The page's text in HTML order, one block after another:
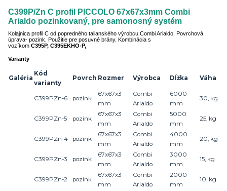
C399P/Zn C profil PICCOLO 67x67x3mm Combi
Arialdo pozinkovaný, pre samonosný systém
Kolajnica profil C od popredného talianského výrobcu Combi Arialdo. Povrchová
úprava- pozink. Použitie pre posuvné brány. Kombinácia s
vozíkom C395P, C395EKHO-P,
Varianty
Galéria
Kód
varianty
Povrch Rozmer Výrobca Dĺžka Váha
C399PZn-6 pozink
67x67x3
mm
Combi
Arialdo
6000
mm
30, kg
C399PZn-5 pozink
67x67x3
mm
Combi
Arialdo
5000
mm
25, kg
C399PZn-4 pozink
67x67x3
mm
Combi
Arialdo
4000
mm
20, kg
C399PZn-3 pozink
67x67x3
mm
Combi
Arialdo
3000
mm
15, kg
C399PZn-2 pozink
67x67x3
mm
Combi
Arialdo
2000
mm
10, kg